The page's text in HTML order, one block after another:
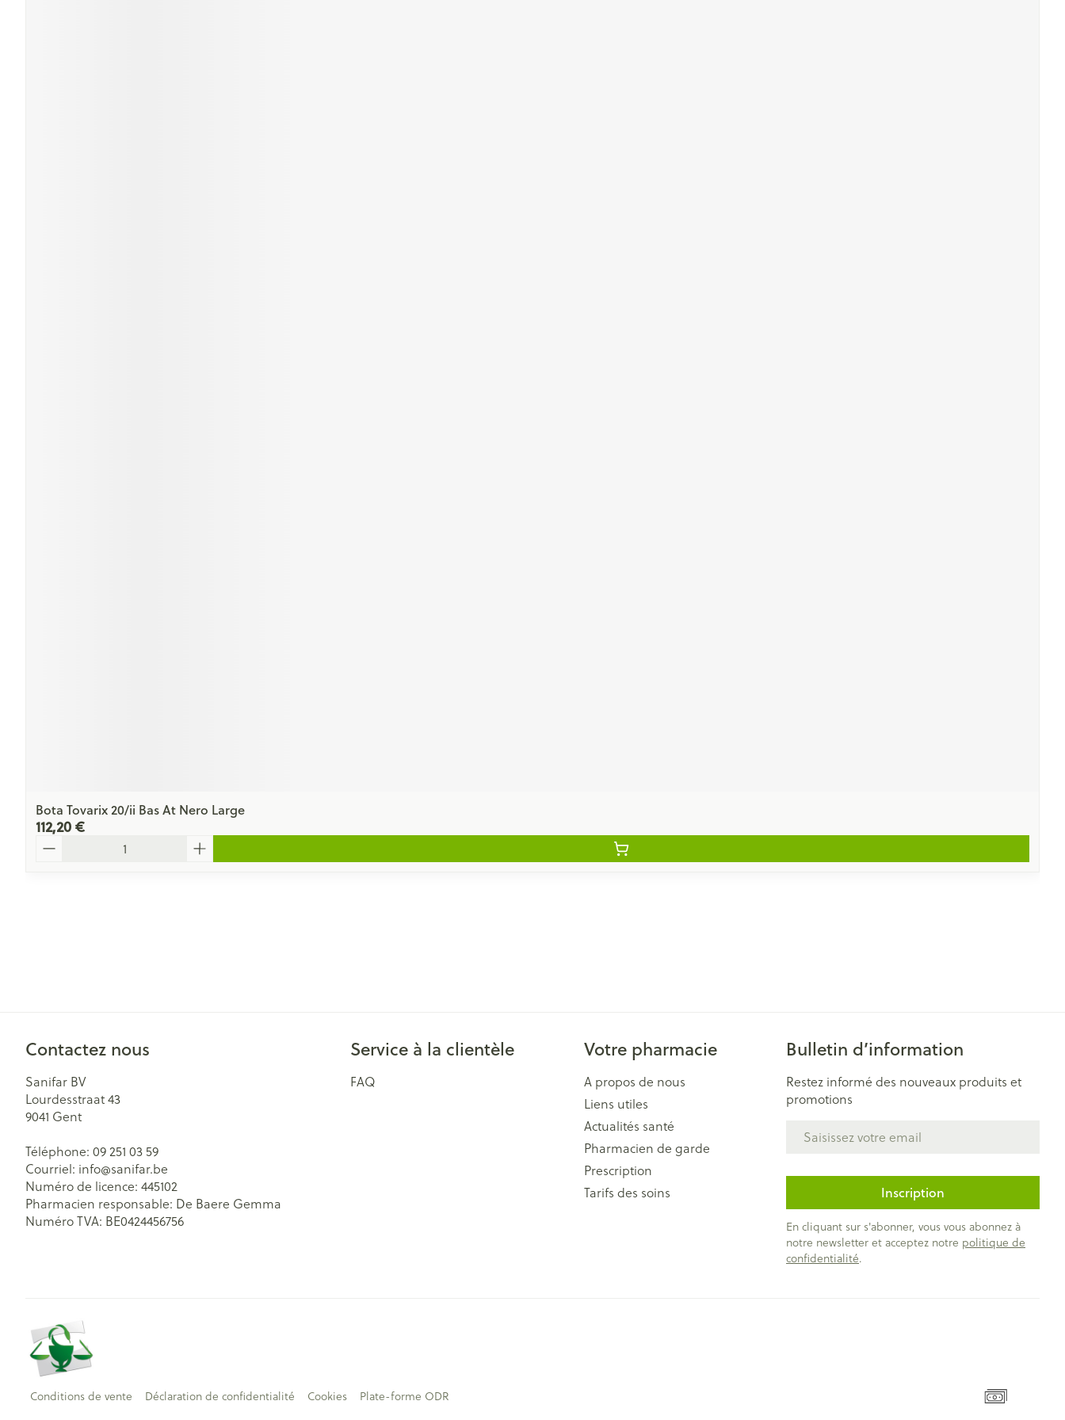
Bota Tovarix 20/ii Bas At Nero Large
112,20 €
Contactez nous
Sanifar BV
Lourdesstraat 43
9041 Gent
Téléphone: 09 251 03 59
Courriel: info@sanifar.be
Numéro de licence: 445102
Pharmacien responsable: De Baere Gemma
Numéro TVA: BE0424456756
Service à la clientèle
FAQ
Votre pharmacie
A propos de nous
Liens utiles
Actualités santé
Pharmacien de garde
Prescription
Tarifs des soins
Bulletin d’information
Restez informé des nouveaux produits et
promotions
Inscription
En cliquant sur s'abonner, vous vous abonnez à
notre newsletter et acceptez notre politique de
confidentialité.
Conditions de vente Déclaration de confidentialité Cookies Plate-forme ODR